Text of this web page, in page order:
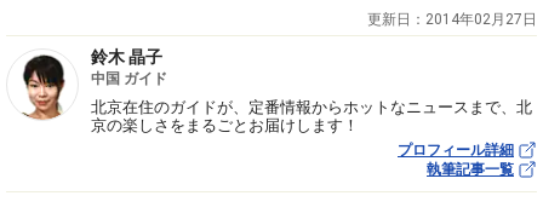
更新日： 2014年02月27日
鈴木 晶子
中国 ガイド
北京在住のガイドが、定番情報からホットなニュースまで、北
京の楽しさをまるごとお届けします！
プロフィール詳細
執筆記事一覧